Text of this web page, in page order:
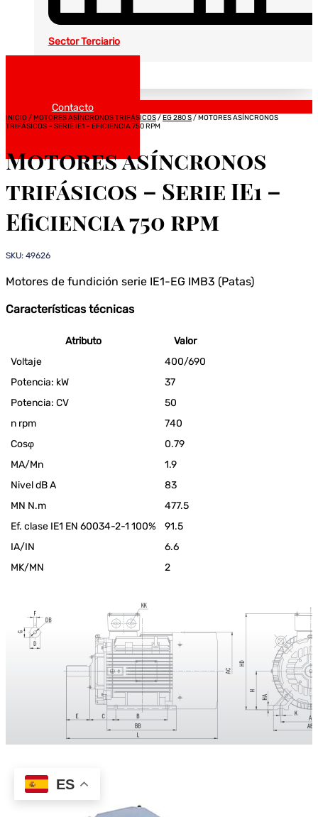
Sector Terciario
Contacto
INICIO/MOTORES ASÍNCRONOS TRIFÁSICOS/EG 280 S/ MOTORES ASÍNCRONOS
TRIFÁSICOS – SERIE IE1 – EFICIENCIA 750 RPM
Motores asíncronos
trifásicos – Serie IE1 –
Eficiencia 750 rpm
SKU: 49626
Motores de fundición serie IE1-EG IMB3 (Patas)
Características técnicas
Atributo
Valor
Voltaje
400/690
Potencia: kW
37
Potencia: CV
50
n rpm
740
Cosφ
0.79
MA/Mn
1.9
Nivel dB A
83
MN N.m
477.5
Ef. clase IE1 EN 60034-2-1 100%
91.5
IA/IN
6.6
MK/MN
2
ES